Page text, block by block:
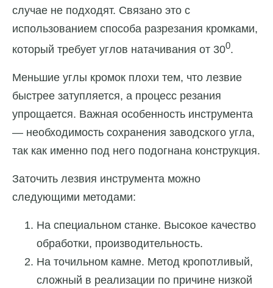
случае не подходят. Связано это с
использованием способа разрезания кромками,
который требует углов натачивания от 300.
Меньшие углы кромок плохи тем, что лезвие
быстрее затупляется, а процесс резания
упрощается. Важная особенность инструмента
— необходимость сохранения заводского угла,
так как именно под него подогнана конструкция.
Заточить лезвия инструмента можно
следующими методами:
На специальном станке. Высокое качество
обработки, производительность.
На точильном камне. Метод кропотливый,
сложный в реализации по причине низкой